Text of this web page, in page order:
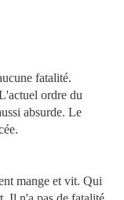
fatalité.
ordre du
absurde. Le
mange et vit. Qui